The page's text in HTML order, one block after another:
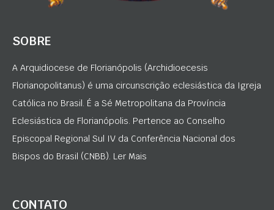
SOBRE
A Arquidiocese de Florianópolis (Archidioecesis
Florianopolitanus) é uma circunscrição eclesiástica da Igreja
Católica no Brasil. É a Sé Metropolitana da Província
Eclesiástica de Florianópolis. Pertence ao Conselho
Episcopal Regional Sul IV da Conferência Nacional dos
Bispos do Brasil (CNBB). Ler Mais
CONTATO